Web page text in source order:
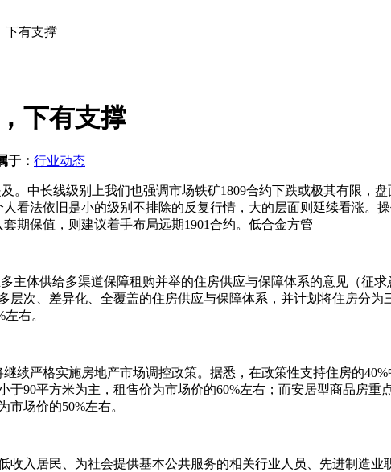
下有支撑
下有支撑
于： 行业动态
中长线级别上我们也强调市场铁矿1809合约下跌或极其有限，
看法依旧是小的级别不排除的反复行情，大的层面则延续看涨。
期保值，则建议着手布局远期1901合约。低合金方管
体供给多渠道保障租购并举的住房供应与保障体系的意见（征
次、差异化、全覆盖的住房供应与保障体系，并计划将住房分
右。
严格实施房地产市场调控政策。据悉，在政策性支持住房的
90平方米为主，租售价为市场价的60%左右；而安居型商品房重
场价的50%左右。
入居民、为社会提供基本公共服务的相关行业人员、先进制造业